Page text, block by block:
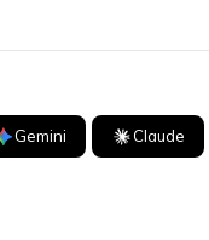
Gemini Claude